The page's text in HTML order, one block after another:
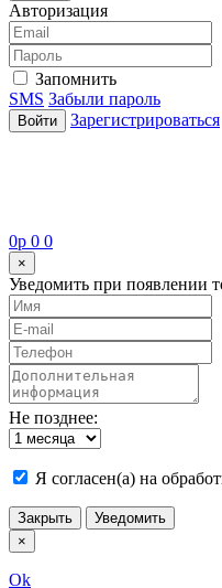
Авторизация
Запомнить
SMS Забыли пароль
Войти Зарегистрироваться
0p 0 0
×
Уведомить при появлении
Не позднее:
Я согласен(а) на
Закрыть
Уведомить
×
Ok